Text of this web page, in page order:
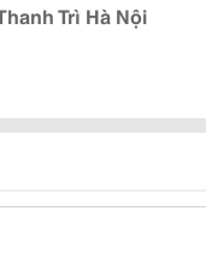
Trì Hà Nội